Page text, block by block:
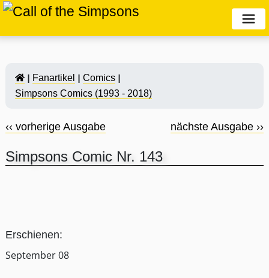
Fanartikel
Comics
Simpsons Comics (1993 - 2018)
‹‹ vorherige Ausgabe nächste Ausgabe ››
Simpsons Comic Nr. 143
Erschienen:
September 08